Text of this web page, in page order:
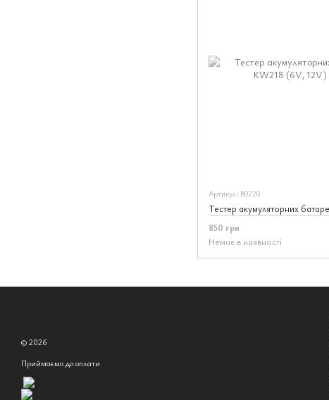
Артикул: В0220
850 грн
Немає в наявності
© 2026
Приймаємо до оплати